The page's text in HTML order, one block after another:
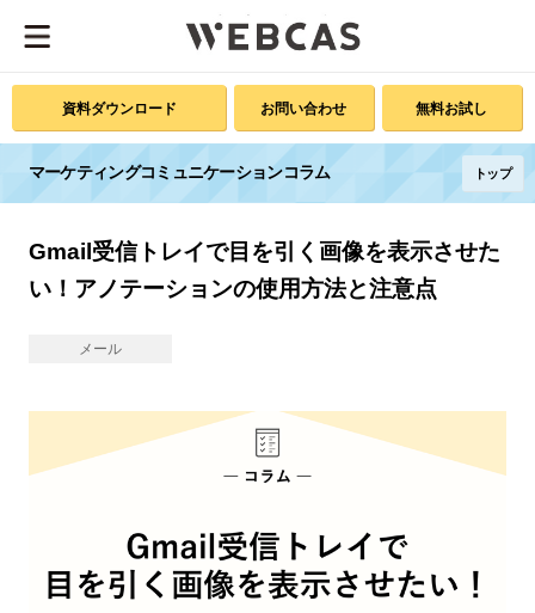
資料ダウンロード お問い合わせ 無料お試し
マーケティングコミュニケーションコラム トップ
Gmail受信トレイで目を引く画像を表示させた
い！アノテーションの使用方法と注意点
メール